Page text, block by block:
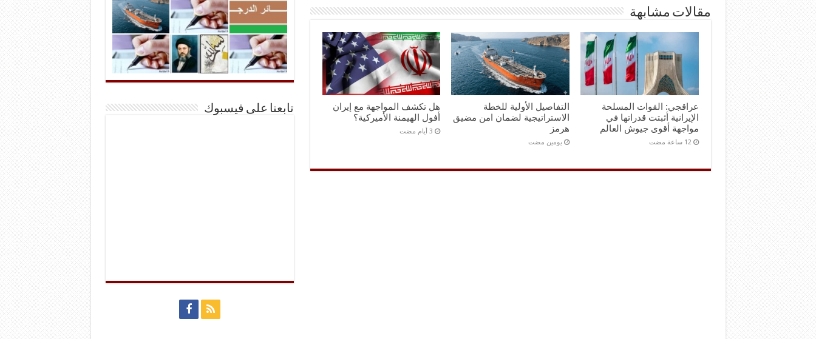
مقالات مشابهة
عراقجي: القوات المسلحة
الإيرانية أثبتت قدراتها في
مواجهة أقوى جيوش العالم
التفاصيل الأولية للخطة
الاستراتيجية لضمان امن مضيق
هرمز
‏يومين مضت
هل تكشف المواجهة مع إيران
أفول الهيمنة الأميركية؟
تابعنا على فيسبوك